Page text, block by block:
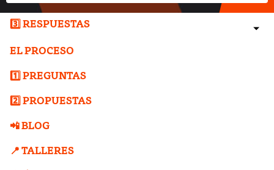
3️⃣ RESPUESTAS
EL PROCESO
1️⃣ PREGUNTAS
2️⃣ PROPUESTAS
📲 BLOG
📍 TALLERES